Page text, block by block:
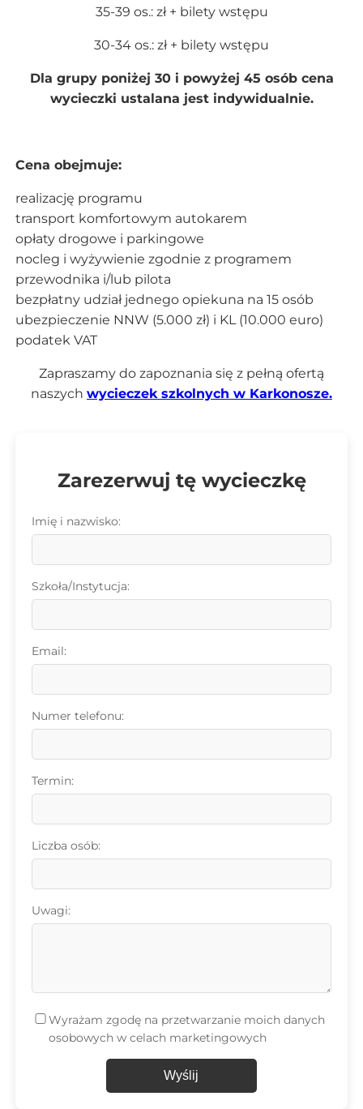
35-39 os.: zł + bilety wstępu
30-34 os.: zł + bilety wstępu
Dla grupy poniżej 30 i powyżej 45 osób cena
wycieczki ustalana jest indywidualnie.
Cena obejmuje:
realizację programu
transport komfortowym autokarem
opłaty drogowe i parkingowe
nocleg i wyżywienie zgodnie z programem
przewodnika i/lub pilota
bezpłatny udział jednego opiekuna na 15 osób
ubezpieczenie NNW (5.000 zł) i KL (10.000 euro)
podatek VAT
Zapraszamy do zapoznania się z pełną ofertą
naszych wycieczek szkolnych w Karkonosze.
Zarezerwuj tę wycieczkę
Imię i nazwisko:
Szkoła/Instytucja:
Email:
Numer telefonu:
Termin:
Liczba osób:
Uwagi:
Wyrażam zgodę na przetwarzanie moich danych
osobowych w celach marketingowych
Wyślij